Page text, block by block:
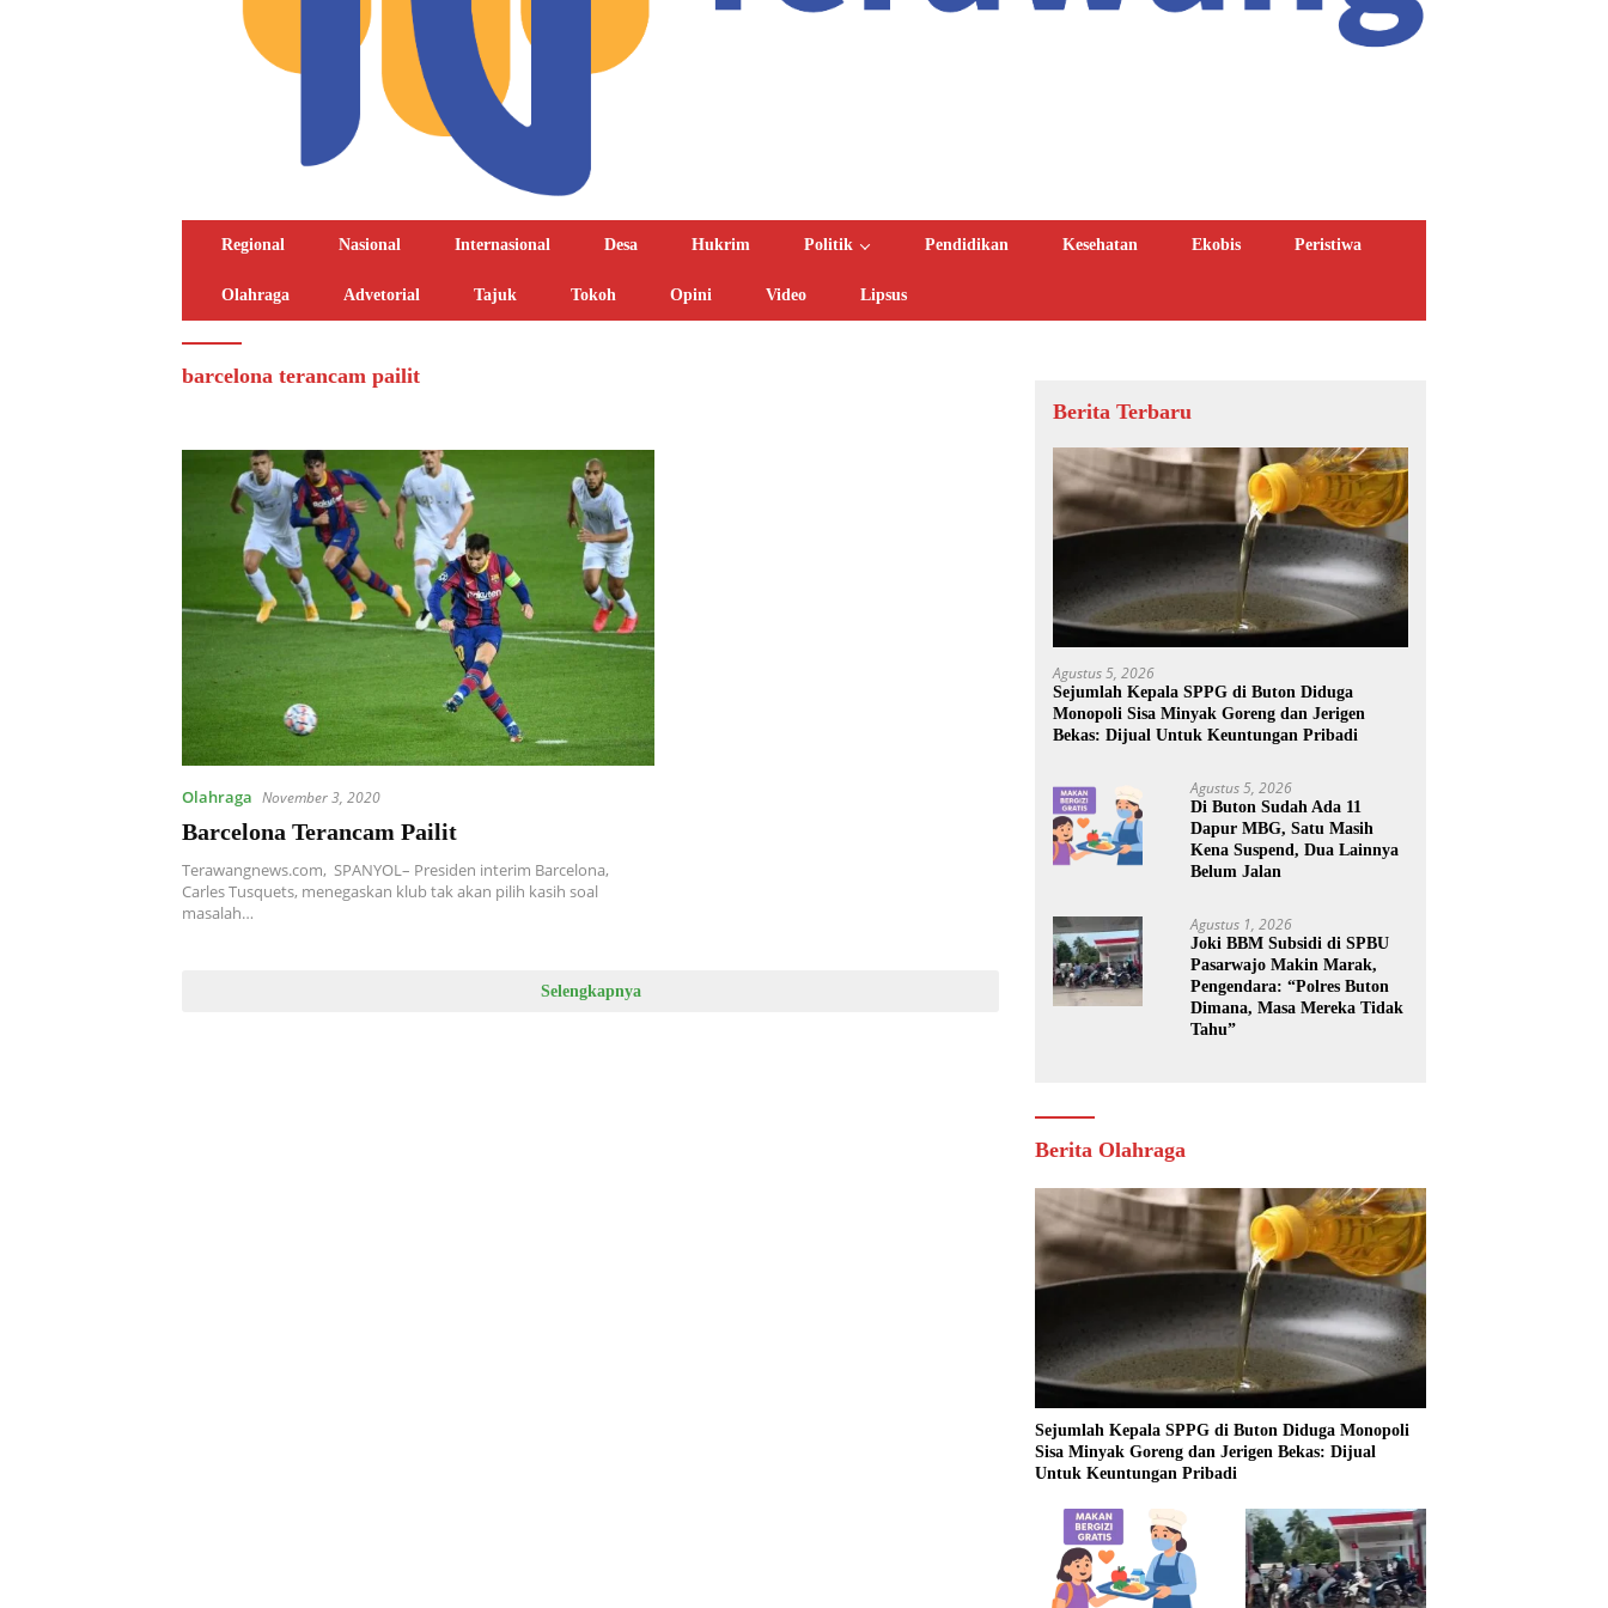
Regional Nasional Internasional Desa Hukrim Politik Pendidikan Kesehatan Ekobis Peristiwa
Olahraga Advetorial Tajuk Tokoh Opini Video Lipsus
barcelona terancam pailit
Olahraga November 3, 2020
Barcelona Terancam Pailit
Terawangnews.com, SPANYOL– Presiden interim Barcelona,
Carles Tusquets, menegaskan klub tak akan pilih kasih soal
masalah…
Selengkapnya
Berita Terbaru
Agustus 5, 2026
Sejumlah Kepala SPPG di Buton Diduga
Monopoli Sisa Minyak Goreng dan Jerigen
Bekas: Dijual Untuk Keuntungan Pribadi
Agustus 5, 2026
Di Buton Sudah Ada 11
Dapur MBG, Satu Masih
Kena Suspend, Dua Lainnya
Belum Jalan
Agustus 1, 2026
Joki BBM Subsidi di SPBU
Pasarwajo Makin Marak,
Pengendara: “Polres Buton
Dimana, Masa Mereka Tidak
Tahu”
Berita Olahraga
Sejumlah Kepala SPPG di Buton Diduga Monopoli
Sisa Minyak Goreng dan Jerigen Bekas: Dijual
Untuk Keuntungan Pribadi